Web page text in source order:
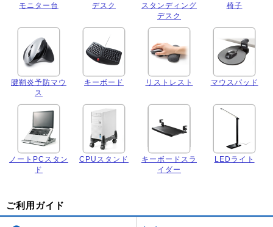
モニター台 デスク
スタンディング
デスク
椅子
腱鞘炎予防マウ
ス
キーボード リストレスト マウスパッド
ノートPCスタン
ド
CPUスタンド
キーボードスラ
イダー
LEDライト
ご利用ガイド